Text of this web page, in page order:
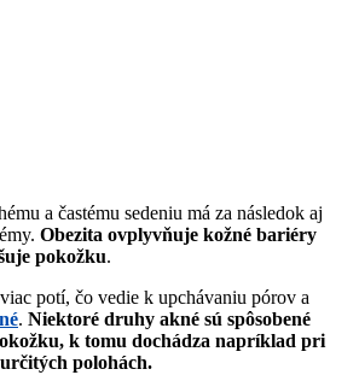
a častému sedeniu má za následok aj
Obezita ovplyvňuje kožné bariéry
pokožku.
potí, čo vedie k upchávaniu pórov a
. Niektoré druhy akné sú spôsobené
k tomu dochádza napríklad pri
polohách.